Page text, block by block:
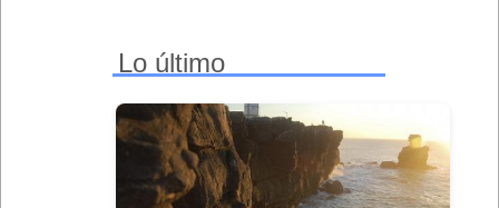
Lo último